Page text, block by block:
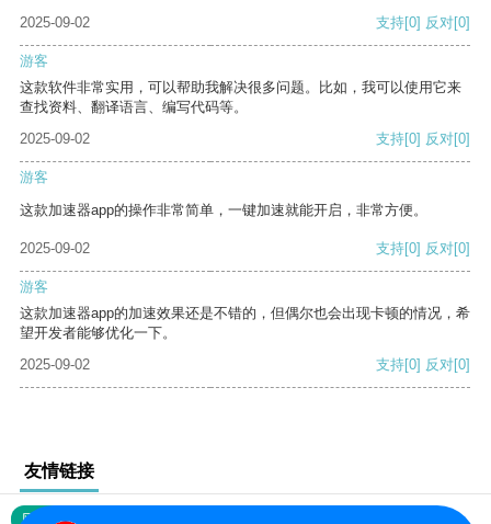
2025-09-02 支持[0] 反对[0]
游客
这款软件非常实用，可以帮助我解决很多问题。比如，我可以使用它来
查找资料、翻译语言、编写代码等。
2025-09-02
支持[0] 反对[0]
游客
这款加速器app的操作非常简单，一键加速就能开启，非常方便。
2025-09-02 支持[0] 反对[0]
游客
这款加速器app的加速效果还是不错的，但偶尔也会出现卡顿的情况，希
望开发者能够优化一下。
2025-09-02
支持[0] 反对[0]
友情链接
网站地图